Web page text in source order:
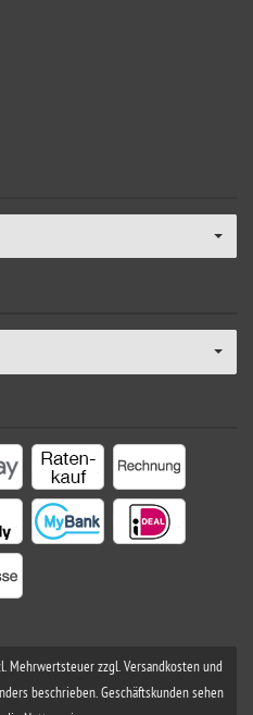
Mehrwertsteuer zzgl. Versandkosten und
beschrieben. Geschäftskunden sehen